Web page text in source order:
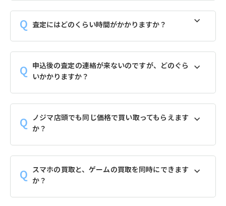
査定にはどのくらい時間がかかりますか？
申込後の査定の連絡が来ないのですが、どのぐら
いかかりますか？
ノジマ店頭でも同じ価格で買い取ってもらえます
か？
スマホの買取と、ゲームの買取を同時にできます
か？